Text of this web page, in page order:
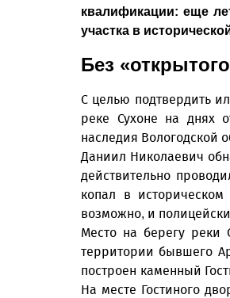
квалификации: еще
участка в
Без
С целью подтвердить
реке Сухоне на днях
наследия Вологодской
Даниил Николаевич
действительно
копал в
возможно, и
Место на берегу реки
территории бывшего
построен каменный
На месте Гостиного